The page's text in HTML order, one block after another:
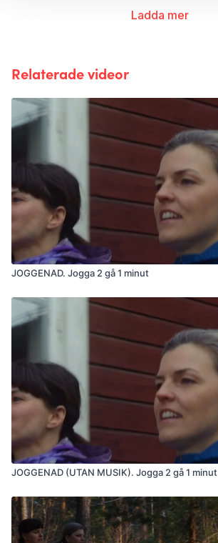
Ladda mer
Relaterade videor
JOGGENAD. Jogga 2 gå 1 minut
JOGGENAD (UTAN MUSIK). Jogga 2 gå 1 minut